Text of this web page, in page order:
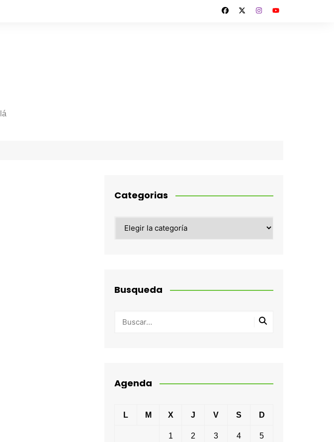
Categorias
Busqueda
Agenda
L M X J V S D
1 2 3 4 5